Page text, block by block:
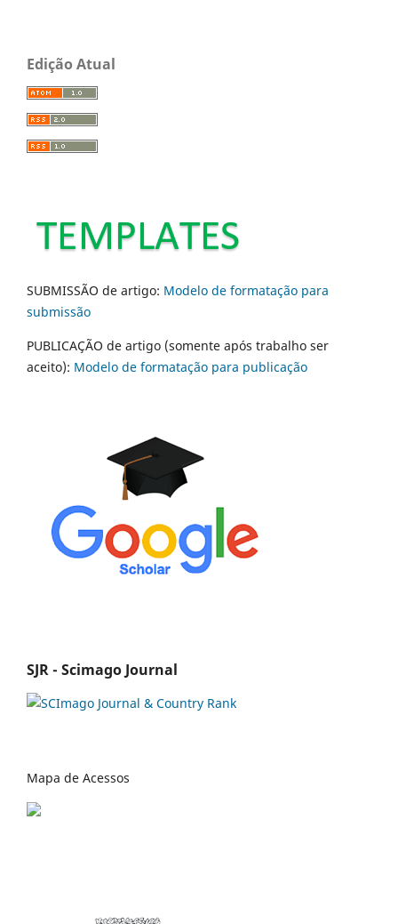
Edição Atual
SUBMISSÃO de artigo: Modelo de formatação para
submissão
PUBLICAÇÃO de artigo (somente após trabalho ser
aceito): Modelo de formatação para publicação
SJR - Scimago Journal
Mapa de Acessos